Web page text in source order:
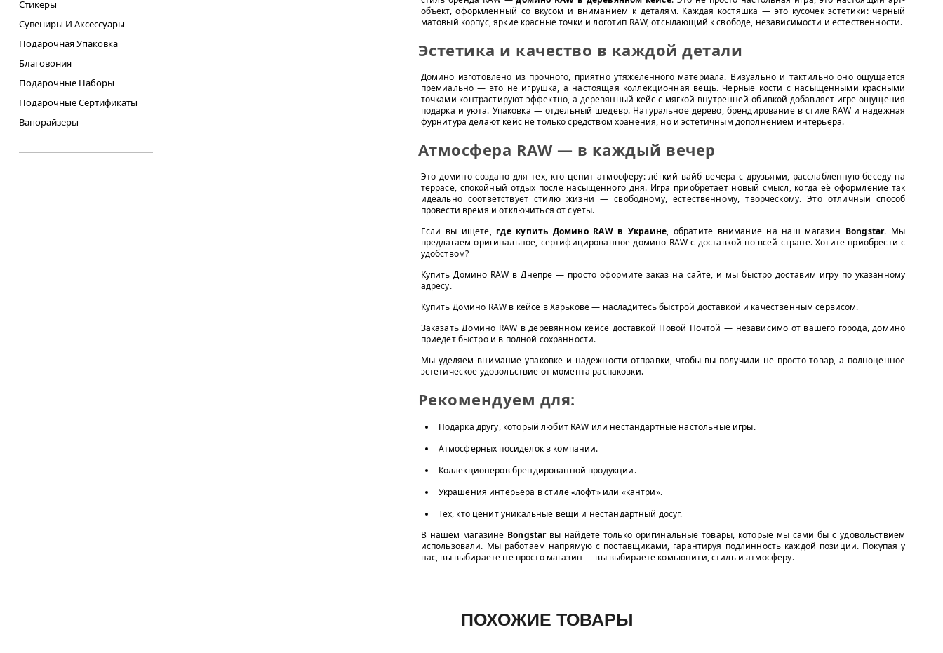
Стикеры
Сувениры И Аксессуары
Подарочная Упаковка
Благовония
Подарочные Наборы
Подарочные Сертификаты
Вапорайзеры
объект, оформленный со вкусом и вниманием к деталям. Каждая костяшка — это кусочек эстетики: черный
матовый корпус, яркие красные точки и логотип RAW, отсылающий к свободе, независимости и естественности.
Эстетика и качество в каждой детали
Домино изготовлено из прочного, приятно утяжеленного материала. Визуально и тактильно оно ощущается
премиально — это не игрушка, а настоящая коллекционная вещь. Черные кости с насыщенными красными
точками контрастируют эффектно, а деревянный кейс с мягкой внутренней обивкой добавляет игре ощущения
подарка и уюта. Упаковка — отдельный шедевр. Натуральное дерево, брендирование в стиле RAW и надежная
фурнитура делают кейс не только средством хранения, но и эстетичным дополнением интерьера.
Атмосфера RAW — в каждый вечер
Это домино создано для тех, кто ценит атмосферу: лёгкий вайб вечера с друзьями, расслабленную беседу на
террасе, спокойный отдых после насыщенного дня. Игра приобретает новый смысл, когда её оформление так
идеально соответствует стилю жизни — свободному, естественному, творческому. Это отличный способ
провести время и отключиться от суеты.
Если вы ищете, где купить Домино RAW в Украине, обратите внимание на наш магазин Bongstar. Мы
предлагаем оригинальное, сертифицированное домино RAW с доставкой по всей стране. Хотите приобрести с
удобством?
Купить Домино RAW в Днепре — просто оформите заказ на сайте, и мы быстро доставим игру по указанному
адресу.
Купить Домино RAW в кейсе в Харькове — насладитесь быстрой доставкой и качественным сервисом.
Заказать Домино RAW в деревянном кейсе доставкой Новой Почтой — независимо от вашего города, домино
приедет быстро и в полной сохранности.
Мы уделяем внимание упаковке и надежности отправки, чтобы вы получили не просто товар, а полноценное
эстетическое удовольствие от момента распаковки.
Рекомендуем для:
Подарка другу, который любит RAW или нестандартные настольные игры.
Атмосферных посиделок в компании.
Коллекционеров брендированной продукции.
Украшения интерьера в стиле «лофт» или «кантри».
Тех, кто ценит уникальные вещи и нестандартный досуг.
В нашем магазине Bongstarвы найдете только оригинальные товары, которые мы сами бы с удовольствием
использовали. Мы работаем напрямую с поставщиками, гарантируя подлинность каждой позиции. Покупая у
нас, вы выбираете не просто магазин — вы выбираете комьюнити, стиль и атмосферу.
ПОХОЖИЕ ТОВАРЫ